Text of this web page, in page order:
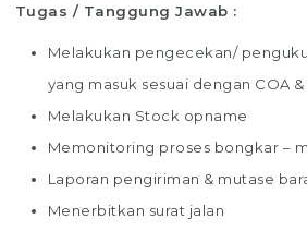
Tugas / Tanggung Jawab :
Melakukan pengecekan/
yang masuk sesuai dengan COA
Melakukan Stock opname
Memonitoring proses bongkar –
Laporan pengiriman & mutase
Menerbitkan surat jalan